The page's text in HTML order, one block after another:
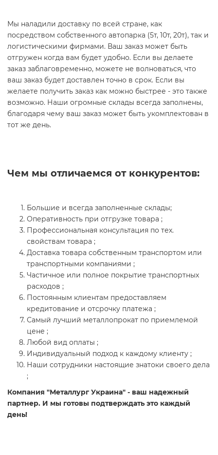
Мы наладили доставку по всей стране, как
посредством собственного автопарка (5т, 10т, 20т), так и
логистическими фирмами. Ваш заказ может быть
отгружен когда вам будет удобно. Если вы делаете
заказ заблаговременно, можете не волноваться, что
ваш заказ будет доставлен точно в срок. Если вы
желаете получить заказ как можно быстрее - это также
возможно. Наши огромные склады всегда заполнены,
благодаря чему ваш заказ может быть укомплектован в
тот же день.
Чем мы отличаемся от конкурентов:
Большие и всегда заполненные склады;
Оперативность при отгрузке товара ;
Профессиональная консультация по тех.
свойствам товара ;
Доставка товара собственным транспортом или
транспортными компаниями ;
Частичное или полное покрытие транспортных
расходов ;
Постоянным клиентам предоставляем
кредитование и отсрочку платежа ;
Самый лучший металлопрокат по приемлемой
цене ;
Любой вид оплаты ;
Индивидуальный подход к каждому клиенту ;
Наши сотрудники настоящие знатоки своего дела
;
Компания "Металлург Украина" - ваш надежный
партнер. И мы готовы подтверждать это каждый
день!